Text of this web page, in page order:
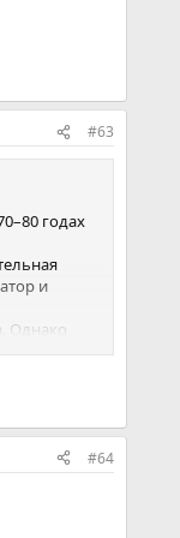
#63
годах
и
Однако
–
–
#64